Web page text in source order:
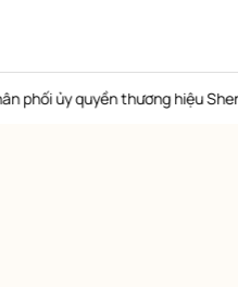
quyền thương hiệu Shen Yun